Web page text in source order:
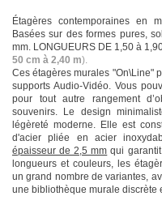
Étagères contemporaines en
Basées sur des formes pures,
mm. LONGUEURS DE 1,50 à
50 cm à 2,40 m).
Ces étagères murales "On\Line"
supports Audio-Vidéo. Vous
pour tout autre rangement
souvenirs. Le design
légèreté moderne. Elle est
d'acier pliée en acier
épaisseur de 2,5 mm qui
longueurs et couleurs, les
un grand nombre de variantes,
une bibliothèque murale discrète